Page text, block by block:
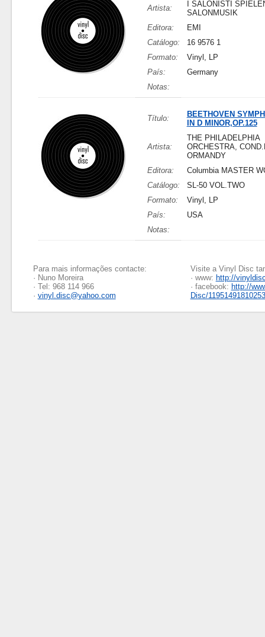
Artista:
I SALONISTI
SALONMUSIK
Editora:
EMI
Catálogo:
16 9576 1
Formato:
Vinyl, LP
País:
Germany
Notas:
Título:
BEETHOVEN
IN D MINOR,OP.125
Artista:
THE PHILADELPHIA
ORCHESTRA,
ORMANDY
Editora:
Columbia MASTER
Catálogo:
SL-50 VOL.TWO
Formato:
Vinyl, LP
País:
USA
Notas:
Para mais informações contacte:
· Nuno Moreira
· Tel: 968 114 966
· vinyl.disc@yahoo.com
Visite a Vinyl Disc
· www: http://
· facebook: http://
Disc/